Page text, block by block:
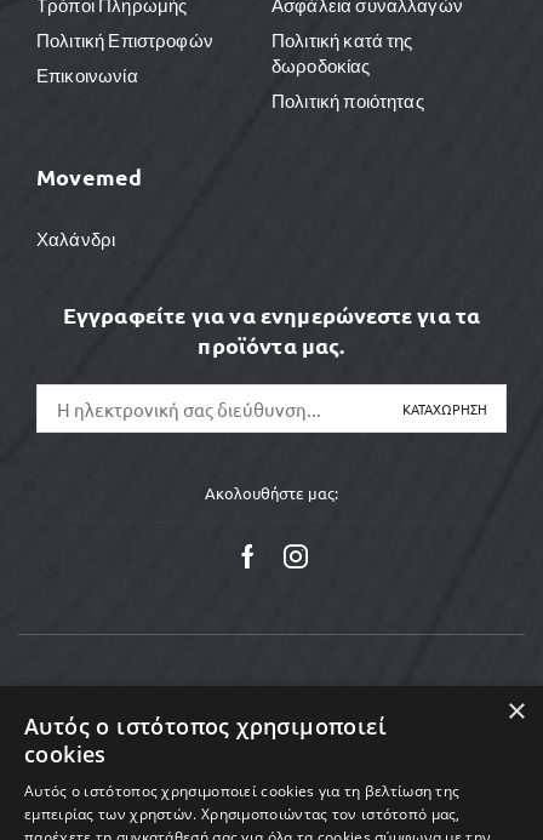
Τρόποι Πληρωμής
Πολιτική Επιστροφών
Επικοινωνία
Ασφάλεια συναλλαγών
Πολιτική κατά της
δωροδοκίας
Πολιτική ποιότητας
Movemed
Χαλάνδρι
Εγγραφείτε για να ενημερώνεστε για τα
προϊόντα μας.
Ακολουθήστε μας:
×
Αυτός ο ιστότοπος χρησιμοποιεί
cookies
Αυτός ο ιστότοπος χρησιμοποιεί cookies για τη βελτίωση της
εμπειρίας των χρηστών. Χρησιμοποιώντας τον ιστότοπό μας,